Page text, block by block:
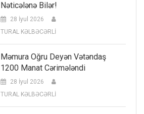
Nəticələnə Bilər!
28 İyul 2026
TURAL KƏLBƏCƏRLİ
Məmura Oğru Deyən Vətəndaş
1200 Manat Cərimələndi
28 İyul 2026
TURAL KƏLBƏCƏRLİ